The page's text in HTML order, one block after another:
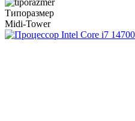
Типоразмер
Midi-Tower